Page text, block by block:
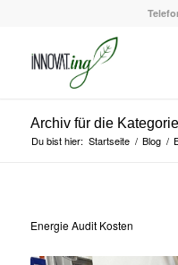
Archiv für die
Du bist hier: Startseite / Blog /
Energie Audit Kosten